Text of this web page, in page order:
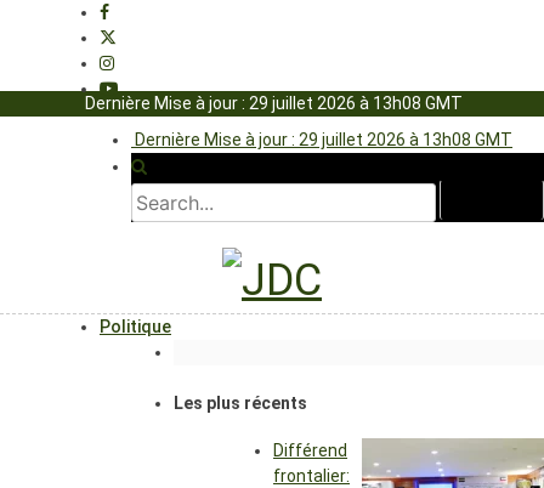
Dernière Mise à jour : 29 juillet 2026 à 13h08 GMT
Dernière Mise à jour : 29 juillet 2026 à 13h08 GMT
Politique
Les plus récents
Différend
frontalier: